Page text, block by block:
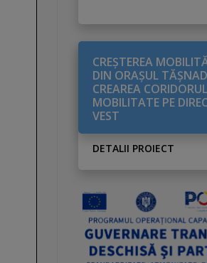
CREŞTEREA
DIN ORAŞUL
CREAREA
MOBILITATE PE
VEST
DETALII PROIECT